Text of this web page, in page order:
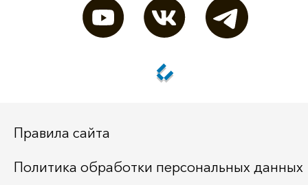
Правила сайта
Политика обработки персональных данных